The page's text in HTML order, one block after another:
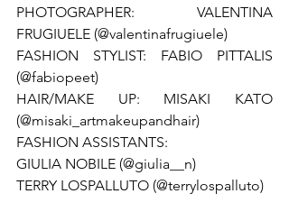
PHOTOGRAPHER: VALENTINA
FRUGIUELE (@valentinafrugiuele)
FASHION STYLIST: FABIO PITTALIS
(@fabiopeet)
HAIR/MAKE UP: MISAKI KATO
(@misaki_artmakeupandhair)
FASHION ASSISTANTS:
GIULIA NOBILE (@giulia__n)
TERRY LOSPALLUTO (@terrylospalluto)